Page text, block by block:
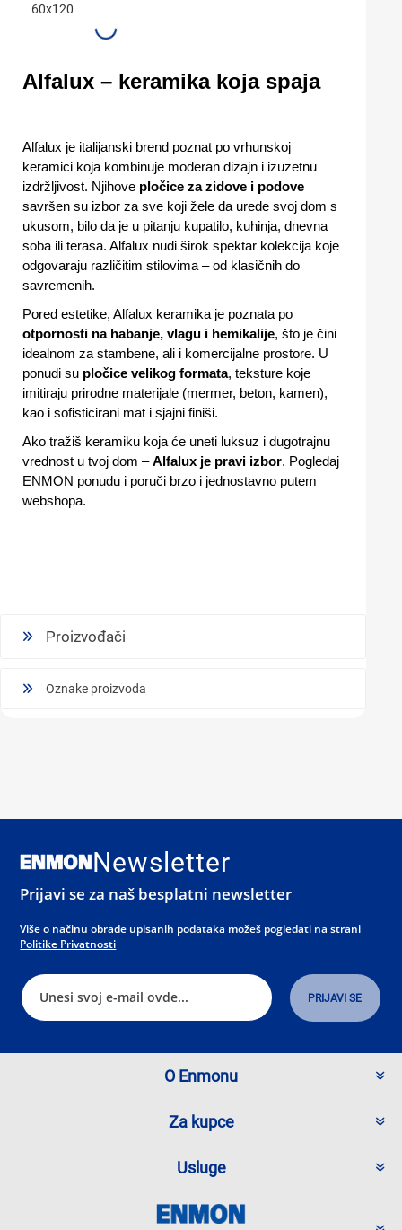
60x120
Alfalux – keramika koja spaja
Alfalux je italijanski brend poznat po vrhunskoj
keramici koja kombinuje moderan dizajn i izuzetnu
izdržljivost. Njihove pločice za zidove i podove
savršen su izbor za sve koji žele da urede svoj dom s
ukusom, bilo da je u pitanju kupatilo, kuhinja, dnevna
soba ili terasa. Alfalux nudi širok spektar kolekcija koje
odgovaraju različitim stilovima – od klasičnih do
savremenih.
Pored estetike, Alfalux keramika je poznata po
otpornosti na habanje, vlagu i hemikalije, što je čini
idealnom za stambene, ali i komercijalne prostore. U
ponudi su pločice velikog formata, teksture koje
imitiraju prirodne materijale (mermer, beton, kamen),
kao i sofisticirani mat i sjajni finiši.
Ako tražiš keramiku koja će uneti luksuz i dugotrajnu
vrednost u tvoj dom –Alfalux je pravi izbor. Pogledaj
ENMON ponudu i poruči brzo i jednostavno putem
webshopa.
Proizvođači
Oznake proizvoda
Newsletter
Prijavi se za naš besplatni newsletter
Više o načinu obrade upisanih podataka možeš pogledati na strani
Politike Privatnosti
O Enmonu
Za kupce
Usluge